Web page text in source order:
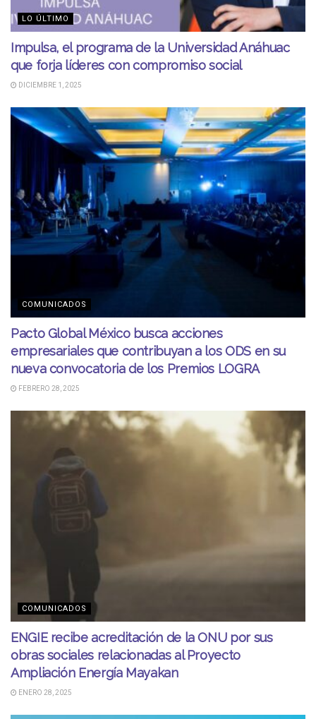
LO ÚLTIMO
Impulsa, el programa de la Universidad Anáhuac
que forja líderes con compromiso social
DICIEMBRE 1, 2025
COMUNICADOS
Pacto Global México busca acciones
empresariales que contribuyan a los ODS en su
nueva convocatoria de los Premios LOGRA
FEBRERO 28, 2025
COMUNICADOS
ENGIE recibe acreditación de la ONU por sus
obras sociales relacionadas al Proyecto
Ampliación Energía Mayakan
ENERO 28, 2025